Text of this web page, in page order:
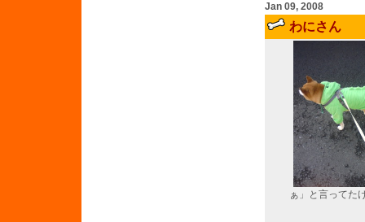
Jan 09, 2008
わにさん
ぁ」と言ってた